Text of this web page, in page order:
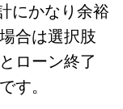
にかなり余裕
合は選択肢
ローン終了
す。